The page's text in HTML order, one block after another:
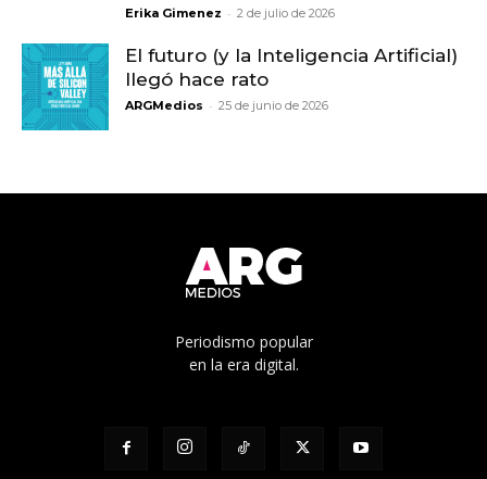
Erika Gimenez - 2 de julio de 2026
El futuro (y la Inteligencia Artificial)
llegó hace rato
ARGMedios - 25 de junio de 2026
Periodismo popular
en la era digital.